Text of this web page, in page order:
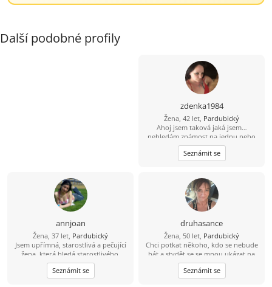
Další podobné profily
zdenka1984
Žena, 42 let, Pardubický
Ahoj jsem taková jaká jsem…
nehledám známost na jednu nebo
dvě noci… hledám vztah který bude
trvat už na vždy ❤️
Seznámit se
annjoan
Žena, 37 let, Pardubický
Jsem upřímná, starostlivá a pečující
žena, která hledá starostlivého,
upřímného a chápavého muže. Jsem
hezká, klidná a pohodová, mám
ráda přírodu a ráda se dívám na
Seznámit se
druhasance
Žena, 50 let, Pardubický
Chci potkat někoho, kdo se nebude
bát a stydět se se mnou ukázat na
ulici, vzít mě za ruku nebo mi dát
pusu…..nechci jen nabídky sexu za
zavřenými dveřmi
Seznámit se